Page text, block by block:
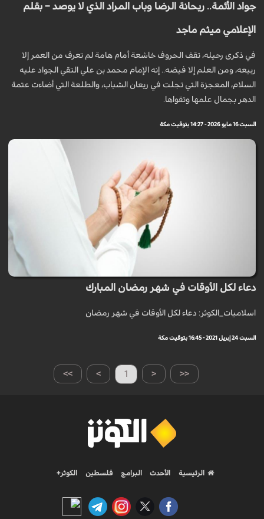
جواد الأئمة.. ريحانة الرضا وباب المراد الذي لا يوصد – بقلم
الإعلامي ميثم ماجد
في ذكرى رحيله، تقف الحروف خاشعة أمام هامة لم تعرف من العمر إلا
ربيعه، ومن العلم إلا فيضه.. إنه الإمام محمد بن علي التقي الجواد عليه
السلام، المعجزة التي تجلت في ريعان الشباب، والطلعة التي أضاءت عتمة
الدهر بجمال علمها وتقواها.
السبت 16 مايو 2026 - 14:27 بتوقيت مكة
دعاء لكل الأوقات في شهر رمضان المبارك
اسلاميات_الكوثر: دعاء لكل الأوقات في شهر رمضان
السبت 24 إبريل 2021 - 16:45 بتوقيت مكة
>> > 1 < <<
الرئيسية الأحدث البرامج فلسطين الكوثر+